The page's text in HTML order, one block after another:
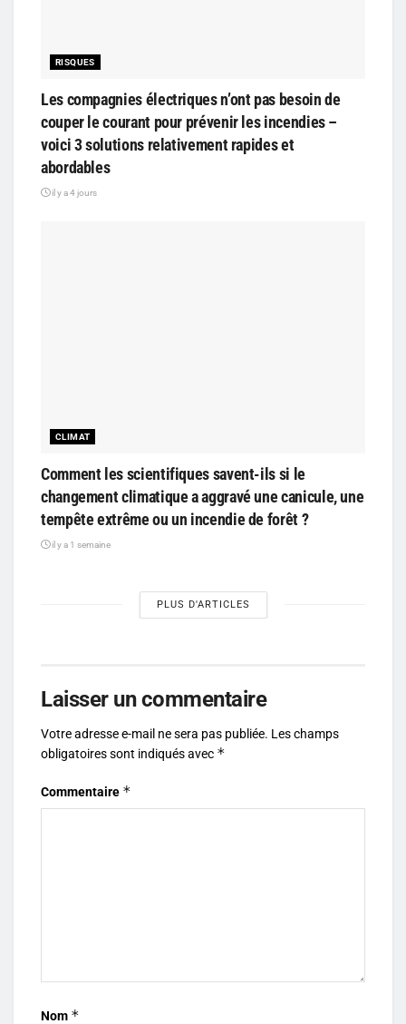
RISQUES
Les compagnies électriques n’ont pas besoin de
couper le courant pour prévenir les incendies –
voici 3 solutions relativement rapides et
abordables
il y a 4 jours
CLIMAT
Comment les scientifiques savent-ils si le
changement climatique a aggravé une canicule, une
tempête extrême ou un incendie de forêt ?
il y a 1 semaine
PLUS D'ARTICLES
Laisser un commentaire
Votre adresse e-mail ne sera pas publiée. Les champs
obligatoires sont indiqués avec *
Commentaire *
Nom *